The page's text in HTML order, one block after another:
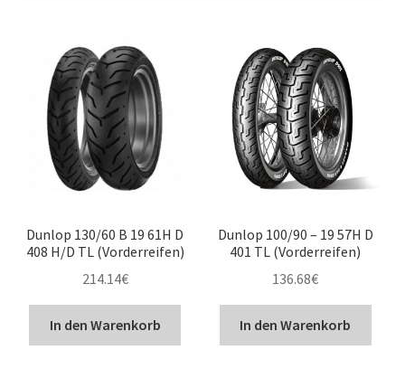
Dunlop 130/60 B 19 61H D
408 H/D TL (Vorderreifen)
214.14€
In den Warenkorb
Dunlop 100/90 – 19 57H D
401 TL (Vorderreifen)
136.68€
In den Warenkorb